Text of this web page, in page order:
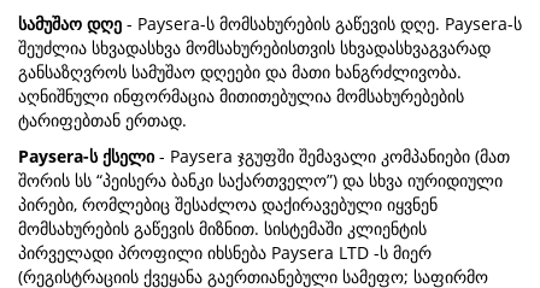
სამუშაო დღე - Paysera-ს მომსახურების გაწევის დღე. Paysera-ს
შეუძლია სხვადასხვა მომსახურებისთვის სხვადასხვაგვარად
განსაზღვროს სამუშაო დღეები და მათი ხანგრძლივობა.
აღნიშნული ინფორმაცია მითითებულია მომსახურებების
ტარიფებთან ერთად.
Paysera-ს ქსელი - Paysera ჯგუფში შემავალი კომპანიები (მათ
შორის სს “პეისერა ბანკი საქართველო”) და სხვა იურიდიული
პირები, რომლებიც შესაძლოა დაქირავებული იყვნენ
მომსახურების გაწევის მიზნით. სისტემაში კლიენტის
პირველადი პროფილი იხსნება Paysera LTD -ს მიერ
(რეგისტრაციის ქვეყანა გაერთიანებული სამეფო; საფირმო